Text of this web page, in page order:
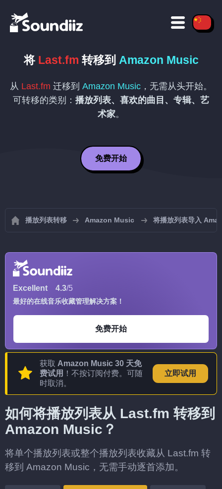
将 Last.fm 转移到 Amazon Music
从 Last.fm 迁移到 Amazon Music ，无需从头开始。
可转移的类别： 播放列表、喜欢的曲目、专辑、艺
术家。
免费开始
播放列表转移 Amazon Music 将播放列表导入
Excellent 4.3/5
最好的在线音乐收藏管理解决方案！
免费开始
获取 Amazon Music 30 天免
费试用 ！不按订阅付费。可随
时取消。
立即试用
如何将播放列表从 Last.fm 转移到
Amazon Music？
将单个播放列表或整个播放列表收藏从 Last.fm 转
移到 Amazon Music，无需手动逐首添加。